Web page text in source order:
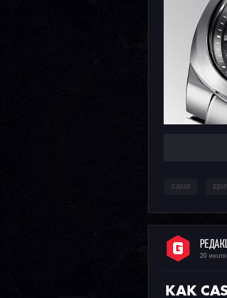
CASIO
20 июля
КАК